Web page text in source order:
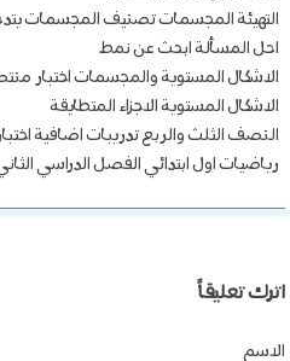
التهيئة المجسمات تصنيف المجسمات
احل المسألة ابحث عن نمط
الاشكال المستوية والمجسمات اختبار
الاشكال المستوية الاجزاء المتطايقة
النصف الثلث والربع تدريبات اضافية
رياضيات اول ابتدائي الفصل الدراسي
اترك تعليقاً
الاسم